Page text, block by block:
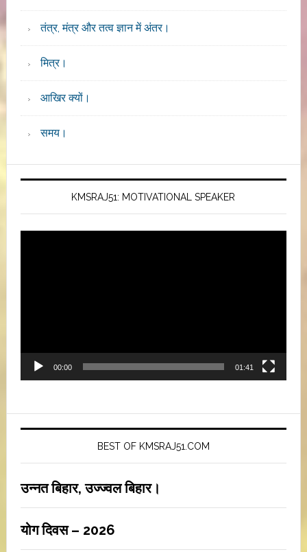
तंत्र, मंत्र और तत्व ज्ञान में अंतर।
मित्र।
आखिर क्यों।
समय।
KMSRAJ51: MOTIVATIONAL SPEAKER
00:00 01:41
BEST OF KMSRAJ51.COM
उन्नत बिहार, उज्ज्वल बिहार।
योग दिवस – 2026